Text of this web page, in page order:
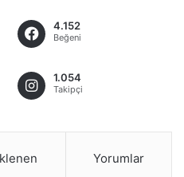
4.152
Beğeni
1.054
Takipçi
Yorumlar